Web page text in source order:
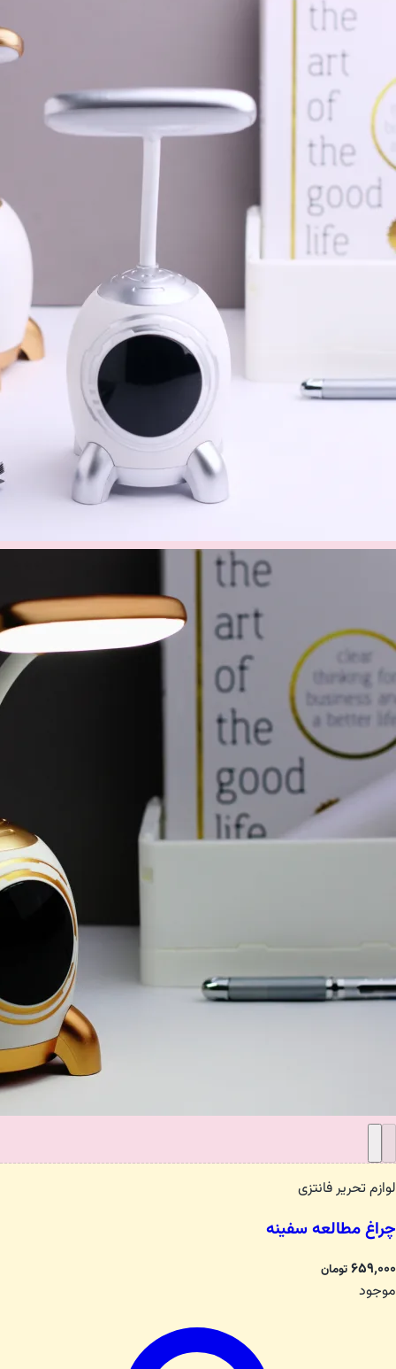
لوازم تحریر فانتزی
چراغ مطالعه سفینه
۶۵۹٬۰۰۰تومان
موجود